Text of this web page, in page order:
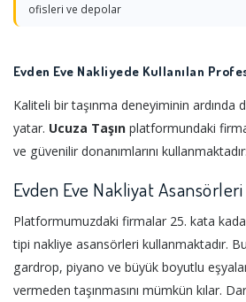
ofisleri ve depolar
Evden Eve Nakliyede Kullanılan
Kaliteli bir taşınma deneyiminin ardında
yatar. Ucuza Taşın platformundaki
ve güvenilir donanımlarını kullanmaktadır:
Evden Eve Nakliyat Asansörleri
Platformumuzdaki firmalar 25. kata
tipi nakliye asansörleri kullanmaktadır.
gardrop, piyano ve büyük boyutlu
vermeden taşınmasını mümkün kılar.